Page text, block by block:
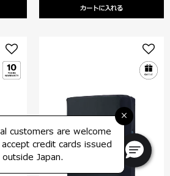
×
customers are welcome
credit cards issued
outside Japan.
カートに入れる